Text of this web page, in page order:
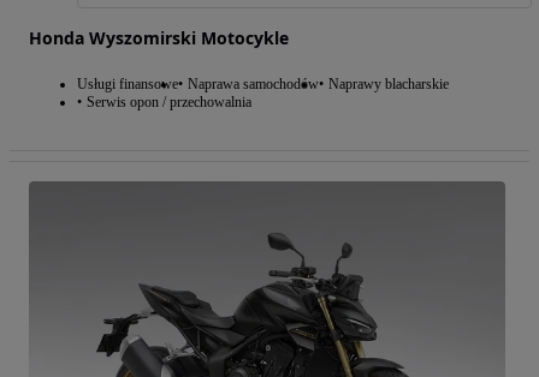
Honda Wyszomirski Motocykle
Usługi finansowe Naprawa samochodów Naprawy blacharskie
Serwis opon / przechowalnia